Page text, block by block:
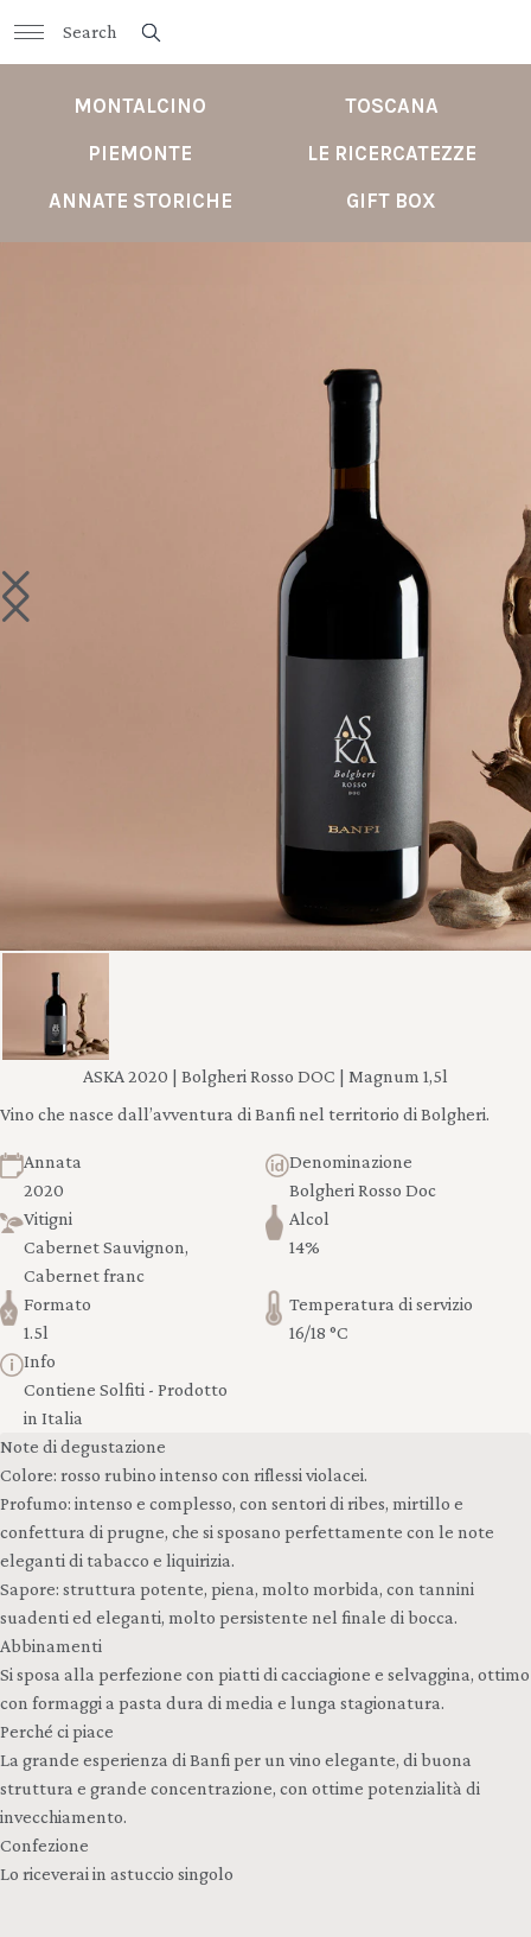
MONTALCINO
TOSCANA
PIEMONTE
LE RICERCATEZZE
ANNATE STORICHE
GIFT BOX
ASKA 2020 | Bolgheri Rosso DOC | Magnum 1,5l
Vino che nasce dall’avventura di Banfi nel territorio di Bolgheri.
Annata
2020
Denominazione
Bolgheri Rosso Doc
Vitigni
Cabernet Sauvignon,
Cabernet franc
Alcol
14%
Formato
1.5l
Temperatura di servizio
16/18 °C
Info
Contiene Solfiti - Prodotto
in Italia
Note di degustazione
Colore: rosso rubino intenso con riflessi violacei.
Profumo: intenso e complesso, con sentori di ribes, mirtillo e
confettura di prugne, che si sposano perfettamente con le note
eleganti di tabacco e liquirizia.
Sapore: struttura potente, piena, molto morbida, con tannini
suadenti ed eleganti, molto persistente nel finale di bocca.
Abbinamenti
Si sposa alla perfezione con piatti di cacciagione e selvaggina, ottimo
con formaggi a pasta dura di media e lunga stagionatura.
Perché ci piace
La grande esperienza di Banfi per un vino elegante, di buona
struttura e grande concentrazione, con ottime potenzialità di
invecchiamento.
Confezione
Lo riceverai in astuccio singolo